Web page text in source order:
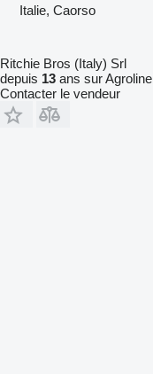
Italie, Caorso
Ritchie Bros (Italy) Srl
depuis 13 ans sur Agroline
Contacter le vendeur